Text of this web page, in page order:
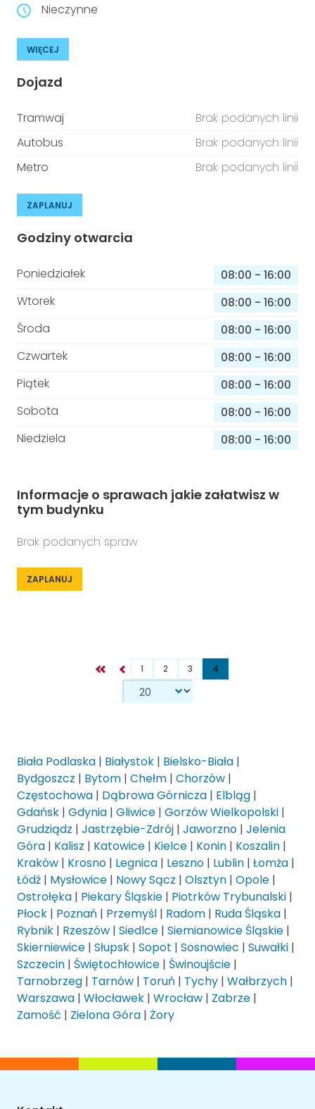
Nieczynne
WIĘCEJ
Dojazd
Tramwaj
Brak podanych linii
Autobus
Brak podanych linii
Metro
Brak podanych linii
ZAPLANUJ
Godziny otwarcia
Poniedziałek 08:00 - 16:00
Wtorek
08:00 - 16:00
Środa
08:00 - 16:00
Czwartek
08:00 - 16:00
Piątek
08:00 - 16:00
Sobota
08:00 - 16:00
Niedziela
08:00 - 16:00
Informacje o sprawach jakie załatwisz w
tym budynku
Brak podanych spraw
ZAPLANUJ
1 2 3 4
Biała Podlaska | Białystok | Bielsko-Biała |
Bydgoszcz | Bytom | Chełm | Chorzów |
Częstochowa | Dąbrowa Górnicza | Elbląg |
Gdańsk | Gdynia | Gliwice | Gorzów Wielkopolski |
Grudziądz | Jastrzębie-Zdrój | Jaworzno | Jelenia
Góra | Kalisz | Katowice | Kielce | Konin | Koszalin |
Kraków | Krosno | Legnica | Leszno | Lublin | Łomża |
Łódź | Mysłowice | Nowy Sącz | Olsztyn | Opole |
Ostrołęka | Piekary Śląskie | Piotrków Trybunalski |
Płock | Poznań | Przemyśl | Radom | Ruda Śląska |
Rybnik | Rzeszów | Siedlce | Siemianowice Śląskie |
Skierniewice | Słupsk | Sopot | Sosnowiec | Suwałki |
Szczecin | Świętochłowice | Świnoujście |
Tarnobrzeg | Tarnów | Toruń | Tychy | Wałbrzych |
Warszawa | Włocławek | Wrocław | Zabrze |
Zamość | Zielona Góra | Żory